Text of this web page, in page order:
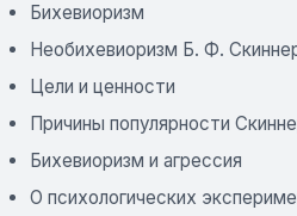
Бихевиоризм
Необихевиоризм Б. Ф.
Цели и ценности
Причины популярности
Бихевиоризм и агрессия
О психологических